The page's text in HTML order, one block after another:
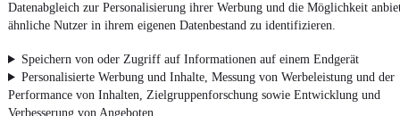
Datenabgleich zur Personalisierung ihrer Werbung und die Möglichkeit
ähnliche Nutzer in ihrem eigenen Datenbestand zu identifizieren.
Speichern von oder Zugriff auf Informationen auf einem Endgerät
Personalisierte Werbung und Inhalte, Messung von Werbeleistung und der
Performance von Inhalten, Zielgruppenforschung sowie Entwicklung und
Verbesserung von Angeboten
Zurück
1
2
3